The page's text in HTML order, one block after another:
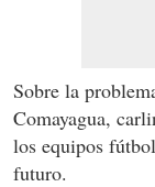
Sobre la
Comayagua,
los equipos
futuro.